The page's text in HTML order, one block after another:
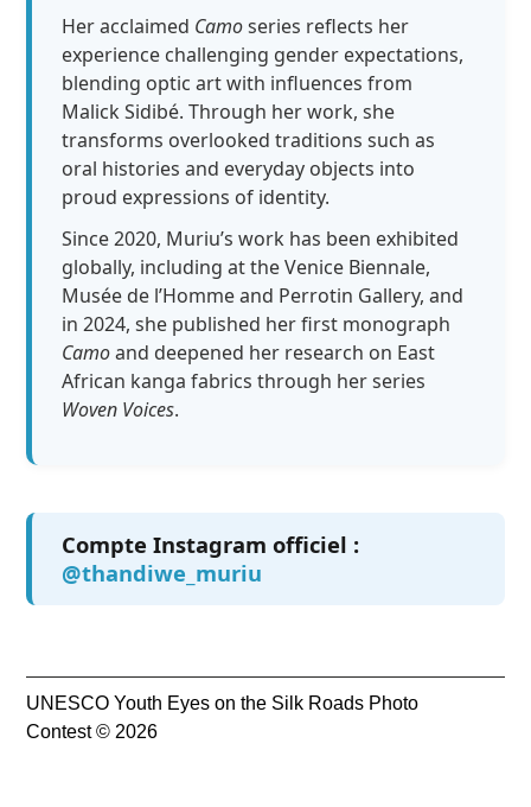
Her acclaimed Camoseries reflects her
experience challenging gender expectations,
blending optic art with influences from
Malick Sidibé. Through her work, she
transforms overlooked traditions such as
oral histories and everyday objects into
proud expressions of identity.
Since 2020, Muriu’s work has been exhibited
globally, including at the Venice Biennale,
Musée de l’Homme and Perrotin Gallery, and
in 2024, she published her first monograph
Camoand deepened her research on East
African kanga fabrics through her series
Woven Voices.
Compte Instagram officiel :
@thandiwe_muriu
UNESCO Youth Eyes on the Silk Roads Photo
Contest © 2026